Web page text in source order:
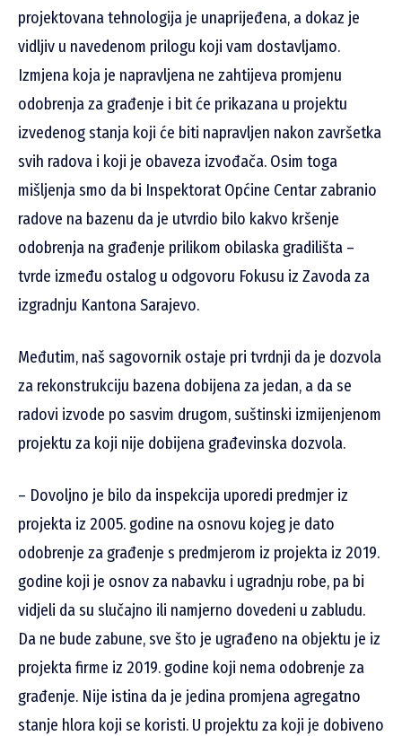
projektovana tehnologija je unaprijeđena, a dokaz je
vidljiv u navedenom prilogu koji vam dostavljamo.
Izmjena koja je napravljena ne zahtijeva promjenu
odobrenja za građenje i bit će prikazana u projektu
izvedenog stanja koji će biti napravljen nakon završetka
svih radova i koji je obaveza izvođača. Osim toga
mišljenja smo da bi Inspektorat Općine Centar zabranio
radove na bazenu da je utvrdio bilo kakvo kršenje
odobrenja na građenje prilikom obilaska gradilišta –
tvrde između ostalog u odgovoru Fokusu iz Zavoda za
izgradnju Kantona Sarajevo.
Međutim, naš sagovornik ostaje pri tvrdnji da je dozvola
za rekonstrukciju bazena dobijena za jedan, a da se
radovi izvode po sasvim drugom, suštinski izmijenjenom
projektu za koji nije dobijena građevinska dozvola.
– Dovoljno je bilo da inspekcija uporedi predmjer iz
projekta iz 2005. godine na osnovu kojeg je dato
odobrenje za građenje s predmjerom iz projekta iz 2019.
godine koji je osnov za nabavku i ugradnju robe, pa bi
vidjeli da su slučajno ili namjerno dovedeni u zabludu.
Da ne bude zabune, sve što je ugrađeno na objektu je iz
projekta firme iz 2019. godine koji nema odobrenje za
građenje. Nije istina da je jedina promjena agregatno
stanje hlora koji se koristi. U projektu za koji je dobiveno